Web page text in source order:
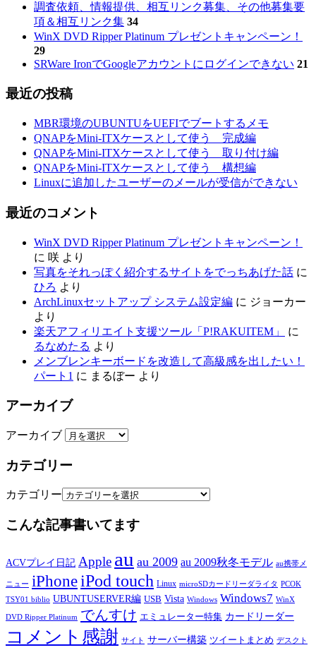
調査依頼、情報提供、相互リンク募集、その他募集要
項＆相互リンク集 34
WinX DVD Ripper Platinum プレゼントキャンペーン！
29
SRWare IronでGoogleアカウントにログインできない 21
最近の投稿
MBR環境のUBUNTUをUEFIでブートするメモ
QNAPをMini-ITXケースとして使う 完成編
QNAPをMini-ITXケースとして使う 取り付け編
QNAPをMini-ITXケースとして使う 構想編
Linuxに追加したユーザーのメールが受信ができない
最近のコメント
WinX DVD Ripper Platinum プレゼントキャンペーン！
に 咲 より
写真をそれっぽく紹介するサイトをでっちあげた話 に
ひろ より
ArchLinuxセットアップ システム設定編 に ジョーカー
より
楽天アフィリエイト支援ツール「P!RAKUITEM」
に
るなめたる より
メンブレンキーボードを改造して高級感を出したい！
パート1 に まるぼー より
アーカイブ
アーカイブ
カテゴリー
カテゴリー
こんな記事書いてます
ACVプレイ日記 Apple au au 2009 au 2009秋冬モデル au携帯メ
ニュー iPhoneiPod touch Linux microSDカードリーダライタ PCOK
TSY01 biblio UBUNTUSERVER編 USB Vista Windows Windows7 WinX
DVD Ripper Platinum でんすけ エミュレーター特集 カードリーダー
コメント感謝 サイト サーバー構築 ツイートまとめ デスクト